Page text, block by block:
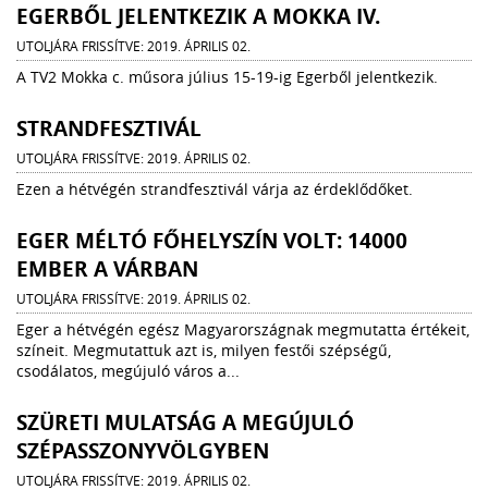
EGERBŐL JELENTKEZIK A MOKKA IV.
UTOLJÁRA FRISSÍTVE: 2019. ÁPRILIS 02.
A TV2 Mokka c. műsora július 15-19-ig Egerből jelentkezik.
STRANDFESZTIVÁL
UTOLJÁRA FRISSÍTVE: 2019. ÁPRILIS 02.
Ezen a hétvégén strandfesztivál várja az érdeklődőket.
EGER MÉLTÓ FŐHELYSZÍN VOLT: 14000
EMBER A VÁRBAN
UTOLJÁRA FRISSÍTVE: 2019. ÁPRILIS 02.
Eger a hétvégén egész Magyarországnak megmutatta értékeit,
színeit. Megmutattuk azt is, milyen festői szépségű,
csodálatos, megújuló város a...
SZÜRETI MULATSÁG A MEGÚJULÓ
SZÉPASSZONYVÖLGYBEN
UTOLJÁRA FRISSÍTVE: 2019. ÁPRILIS 02.